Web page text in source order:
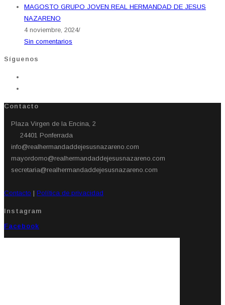
MAGOSTO GRUPO JOVEN REAL HERMANDAD DE JESUS
NAZARENO
4 noviembre, 2024/
Sin comentarios
Síguenos
Contacto
Plaza Virgen de la Encina, 2
24401 Ponferrada​
info@realhermandaddejesusnazareno.com
mayordomo@realhermandaddejesusnazareno.com
secretaria@realhermandaddejesusnazareno.com
Contacto | Política de privacidad
Instagram
Facebook